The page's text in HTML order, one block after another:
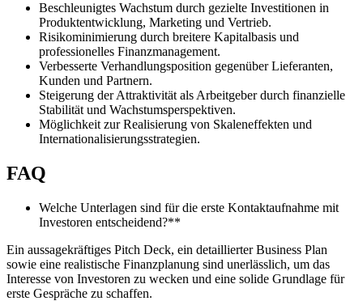
Beschleunigtes Wachstum durch gezielte Investitionen in
Produktentwicklung, Marketing und Vertrieb.
Risikominimierung durch breitere Kapitalbasis und
professionelles Finanzmanagement.
Verbesserte Verhandlungsposition gegenüber Lieferanten,
Kunden und Partnern.
Steigerung der Attraktivität als Arbeitgeber durch finanzielle
Stabilität und Wachstumsperspektiven.
Möglichkeit zur Realisierung von Skaleneffekten und
Internationalisierungsstrategien.
FAQ
Welche Unterlagen sind für die erste Kontaktaufnahme mit
Investoren entscheidend?**
Ein aussagekräftiges Pitch Deck, ein detaillierter Business Plan
sowie eine realistische Finanzplanung sind unerlässlich, um das
Interesse von Investoren zu wecken und eine solide Grundlage für
erste Gespräche zu schaffen.